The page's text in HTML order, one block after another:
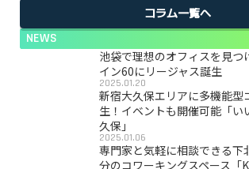
コラム一覧へ
NEWS
池袋で理想のオフィスを見つ
イン60にリージャス誕生
2025.01.20
新宿大久保エリアに多機能型
生！イベントも開催可能「い
久保」
2025.01.06
専門家と気軽に相談できる下
分のコワーキングスペース「